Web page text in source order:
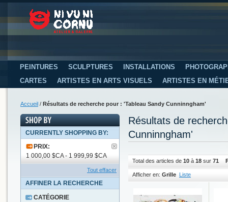
PEINTURES SCULPTURES INSTALLATIONS
CARTES
ARTISTES EN ARTS VISUELS ARTISTES EN
Accueil / Résultats de recherche pour : 'Tableau Sandy Cunninngham'
Résultats de
Cunninngham'
Total des articles de 10 à 18 sur 71
Afficher en: Grille Liste
CURRENTLY SHOPPING BY:
PRIX:
1 000,00 $CA - 1 999,99 $CA
Tout effacer
AFFINER LA RECHERCHE
CATÉGORIE